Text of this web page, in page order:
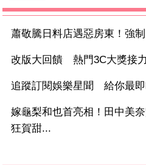
蕭敬騰日料店遇惡房東！強
改版大回饋 熱門3C大獎接
追蹤訂閱娛樂星聞 給你最
嫁龜梨和也首亮相！田中美
狂賀甜...